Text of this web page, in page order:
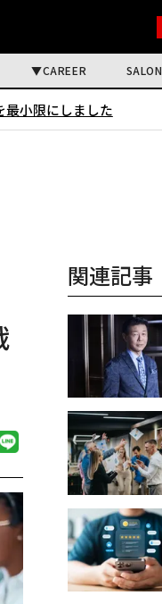
CAREER SALON
最小限にしました
関連記事